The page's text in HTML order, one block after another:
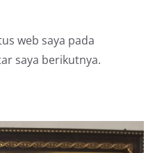
web saya pada
saya berikutnya.